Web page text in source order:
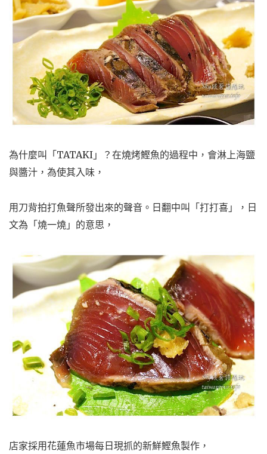
為什麼叫「TATAKI」？在燒烤鰹魚的過程中，會淋上海鹽
與醬汁，為使其入味，
用刀背拍打魚聲所發出來的聲音。日翻中叫「打打喜」，日
文為「燒一燒」的意思，
店家採用花蓮魚市場每日現抓的新鮮鰹魚製作，